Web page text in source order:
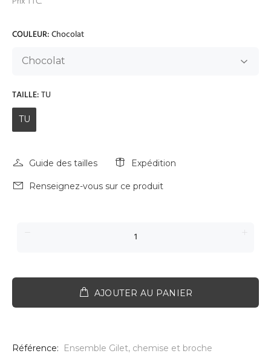
COULEUR:Chocolat
TAILLE:TU
TU
Guide des tailles Expédition
Renseignez-vous sur ce produit
AJOUTER AU PANIER
Référence: Ensemble Gilet, chemise et broche